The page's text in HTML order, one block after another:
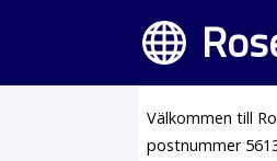
Välkommen till
postnummer